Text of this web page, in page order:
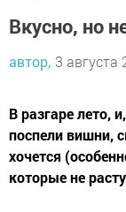
Вкусно, но
автор, 3 августа
В разгаре лето,
поспели вишни,
хочется
которые не